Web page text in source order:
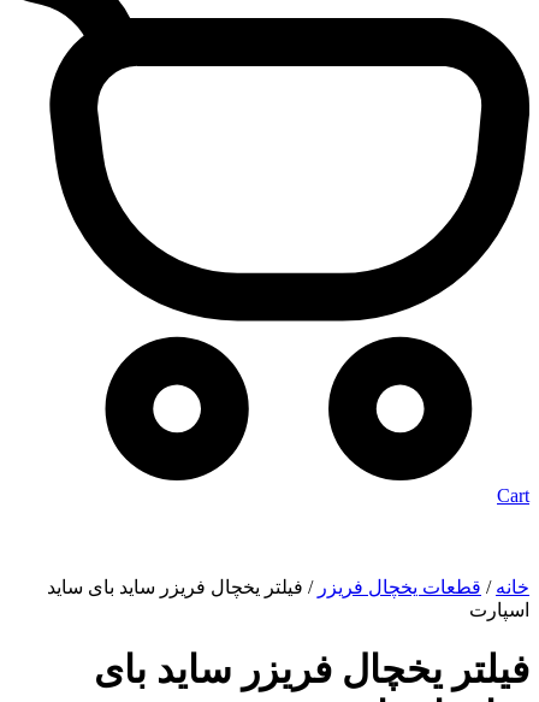
Cart
خانه / قطعات یخچال فریزر / فیلتر یخچال فریزر ساید بای ساید
اسپارت
فیلتر یخچال فریزر ساید بای